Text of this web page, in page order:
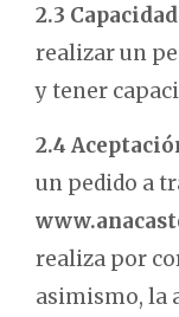
2.3
realizar un
y tener
2.4
un pedido a
realiza por
asimismo, la